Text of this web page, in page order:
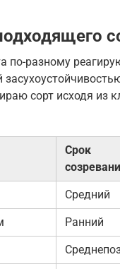
по-разному
сорт исходя из
Срок
Средний
Ранний